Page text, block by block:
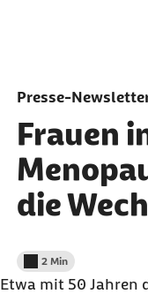
Presse-
Frauen
die
Lesedauer weniger als
2 Min
Etwa mit 50 Jahren